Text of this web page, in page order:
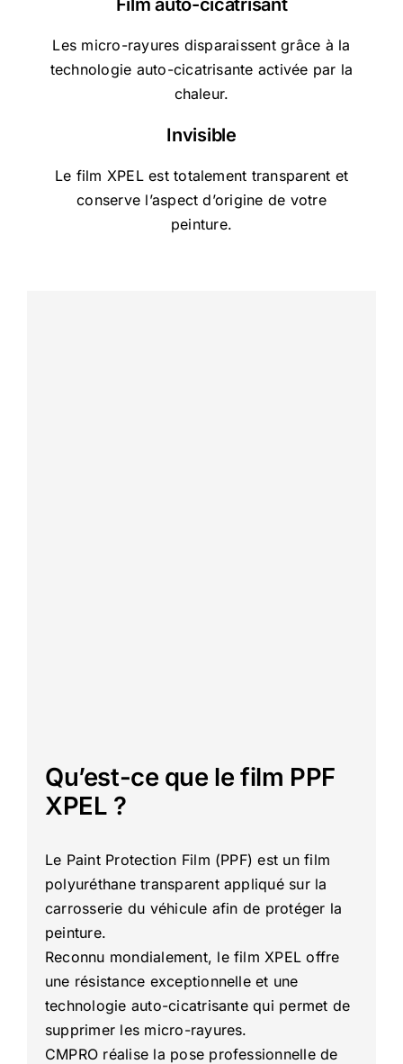
Film auto-cicatrisant
Les micro-rayures disparaissent grâce à la
technologie auto-cicatrisante activée par la
chaleur.
Invisible
Le film XPEL est totalement transparent et
conserve l’aspect d’origine de votre
peinture.
Qu’est-ce que le film PPF
XPEL ?
Le Paint Protection Film (PPF) est un film
polyuréthane transparent appliqué sur la
carrosserie du véhicule afin de protéger la
peinture.
Reconnu mondialement, le film XPEL offre
une résistance exceptionnelle et une
technologie auto-cicatrisante qui permet de
supprimer les micro-rayures.
CMPRO réalise la pose professionnelle de